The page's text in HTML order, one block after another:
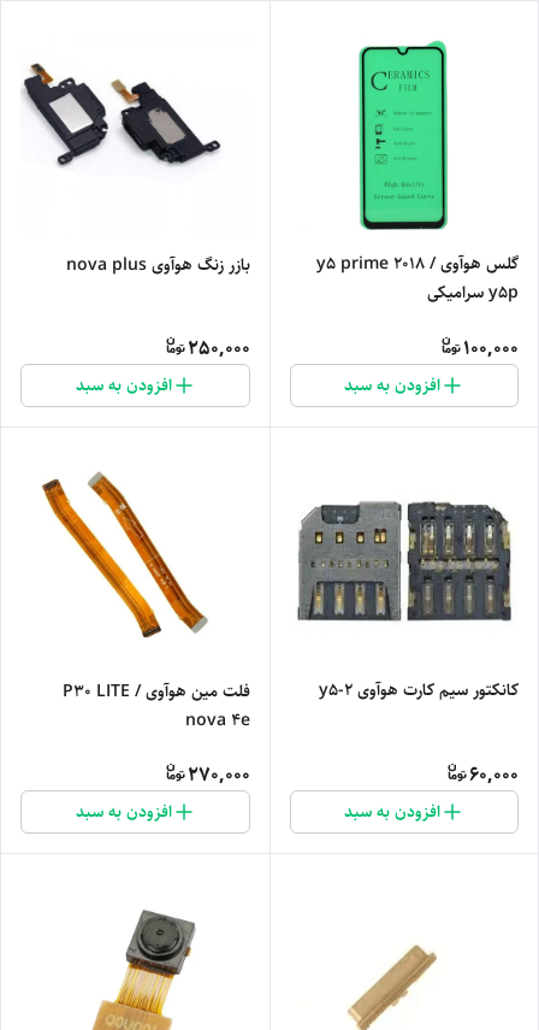
گلس هوآوی y5 prime 2018 /
y5p سرامیکی
100,000
افزودن به سبد
بازر زنگ هوآوی nova plus
250,000
افزودن به سبد
کانکتور سیم کارت هوآوی y5-2
60,000
افزودن به سبد
فلت مین هوآوی P30 LITE /
nova 4e
270,000
افزودن به سبد